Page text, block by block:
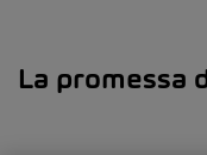
La promessa